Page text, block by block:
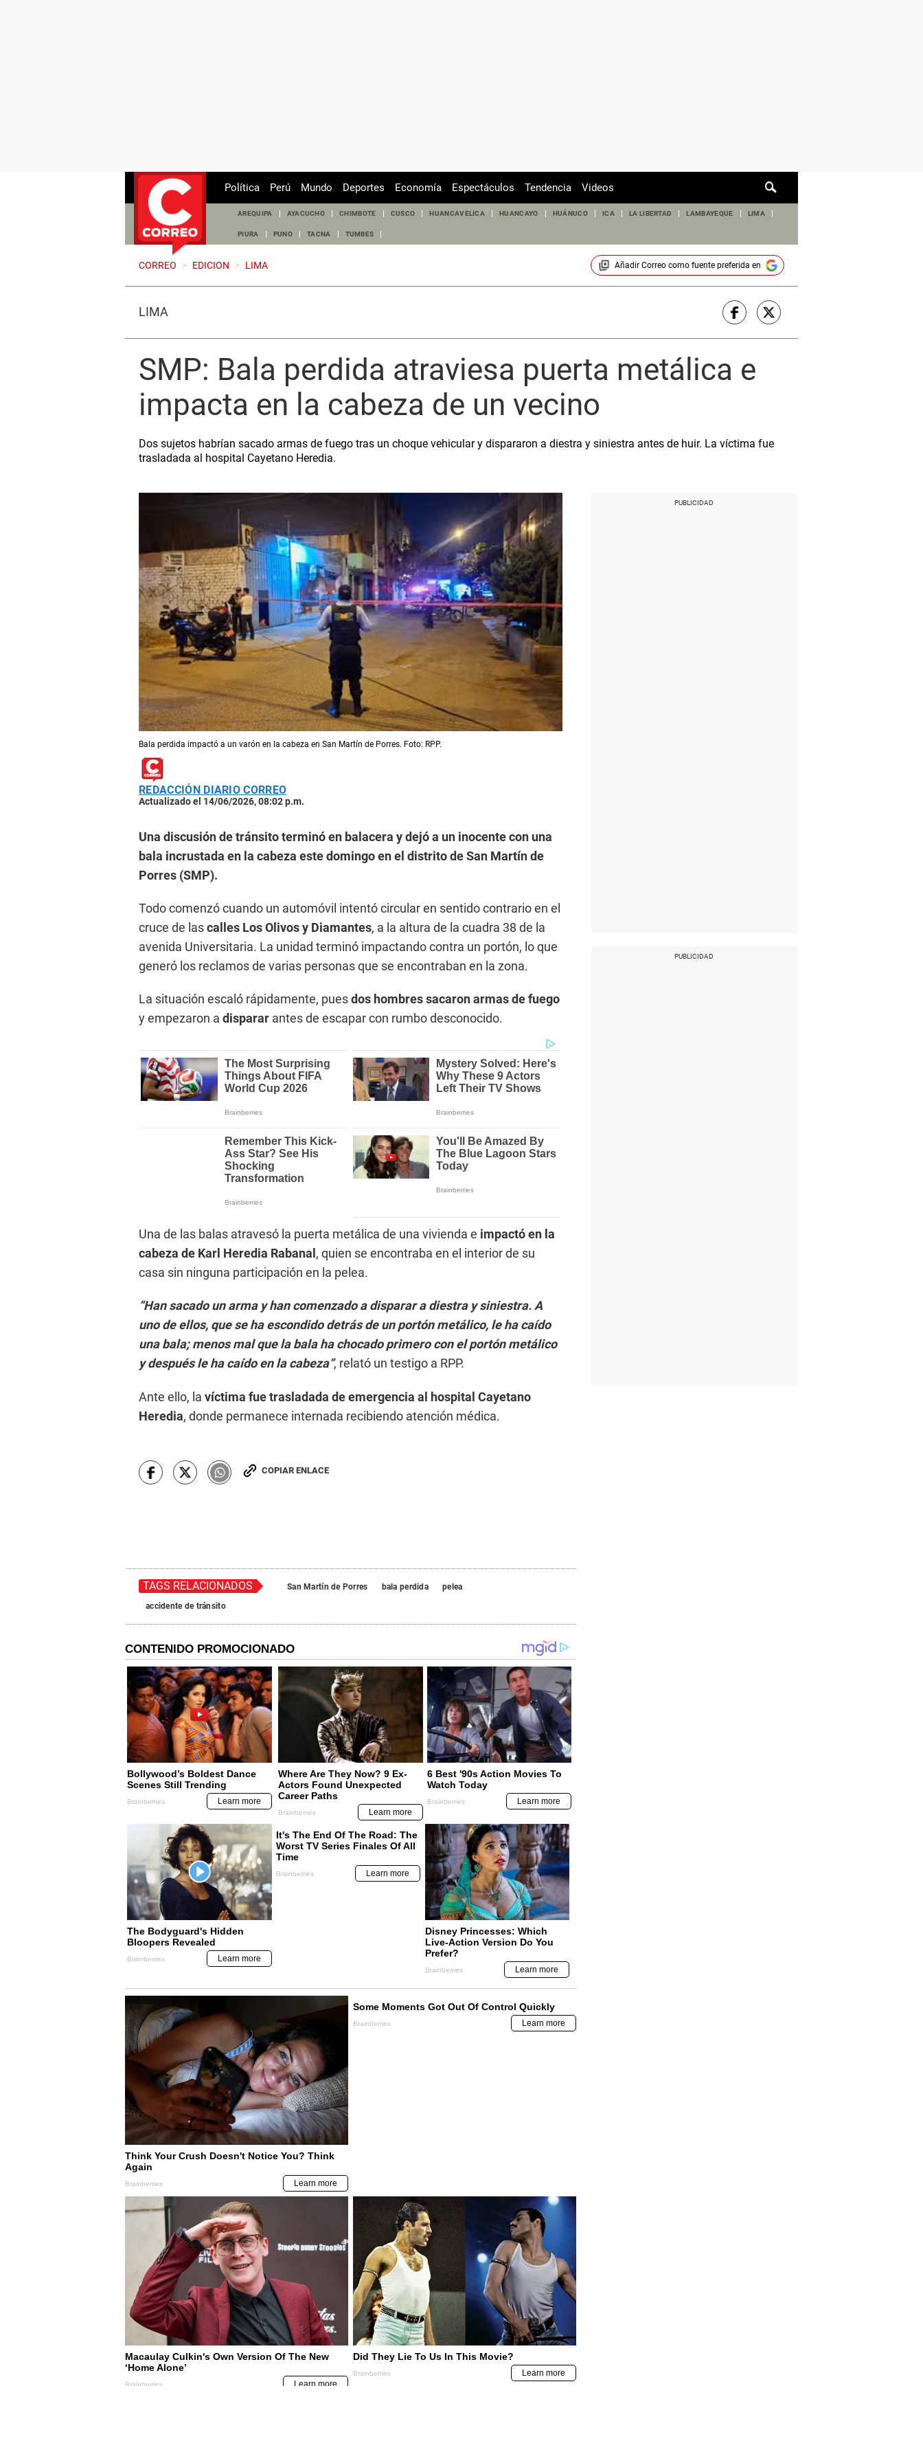
de
Política Perú Mundo Deportes Economía Espectáculos Tendencia Videos
AREQUIPA AYACUCHO CHIMBOTE CUSCO HUANCAVELICA HUANCAYO HUÁNUCO ICA LA LIBERTAD LAMBAYEQUE LIMA
PIURA PUNO TACNA TUMBES
CORREO > EDICION > LIMA Añadir Correocomo fuente preferida en
LIMA
SMP: Bala perdida atraviesa puerta metálica e
impacta en la cabeza de un vecino
Dos sujetos habrían sacado armas de fuego tras un choque vehicular y dispararon a diestra y siniestra antes de huir. La víctima fue
trasladada al hospital Cayetano Heredia.
Bala perdida impactó a un varón en la cabeza en San Martín de Porres. Foto: RPP.
REDACCIÓN DIARIO CORREO
Actualizado el 14/06/2026, 08:02 p.m.
Una discusión de tránsito terminó en balacera y dejó a un inocente con una
bala incrustada en la cabeza este domingo en el distrito de San Martín de
Porres (SMP).
Todo comenzó cuando un automóvil intentó circular en sentido contrario en el
cruce de lascalles Los Olivos y Diamantes, a la altura de la cuadra 38 de la
avenida Universitaria. La unidad terminó impactando contra un portón, lo que
generó los reclamos de varias personas que se encontraban en la zona.
La situación escaló rápidamente, puesdos hombres sacaron armas de fuego
y empezaron a disparar antes de escapar con rumbo desconocido.
Una de las balas atravesó la puerta metálica de una vivienda e impactó en la
cabeza de Karl Heredia Rabanal , quien se encontraba en el interior de su
casa sin ninguna participación en la pelea.
“Han sacado un arma y han comenzado a disparar a diestra y siniestra. A
uno de ellos, que se ha escondido detrás de un portón metálico, le ha caído
una bala; menos mal que la bala ha chocado primero con el portón metálico
y después le ha caído en la cabeza”, relató un testigo a RPP.
Ante ello, la víctima fue trasladada de emergencia al hospital Cayetano
Heredia, donde permanece internada recibiendo atención médica.
COPIAR ENLACE
TAGS RELACIONADOS San Martín de Porres bala perdida
pelea
accidente de tránsito